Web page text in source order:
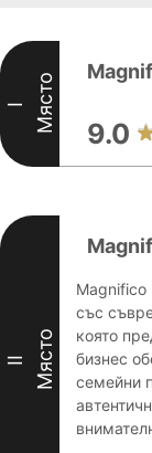
I Място 9.0
II Място
Magnifico
със
която
бизнес
семейни